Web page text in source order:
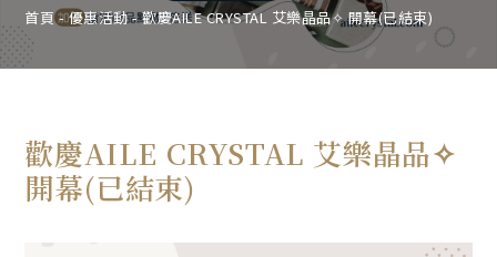
首頁-優惠活動-歡慶AILE CRYSTAL 艾樂晶品✧ 開幕(已結束)
歡慶AILE CRYSTAL 艾樂晶品✧
開幕(已結束)